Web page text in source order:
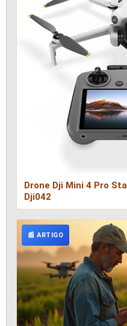
Drone Dji Mini 4 Pro
Dji042
📰 ARTIGO